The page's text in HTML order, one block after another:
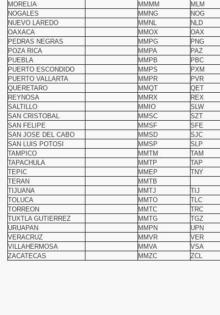
MORELIA
MMMM
MLM
NOGALES
MMNG
NOG
NUEVO LAREDO
MMNL
NLD
OAXACA
MMOX
OAX
PEDRAS NEGRAS
MMPG
PNG
POZA RICA
MMPA
PAZ
PUEBLA
MMPB
PBC
PUERTO ESCONDIDO
MMPS
PXM
PUERTO VALLARTA
MMPR
PVR
QUERETARO
MMQT
QET
REYNOSA
MMRX
REX
SALTILLO
MMIO
SLW
SAN CRISTOBAL
MMSC
SZT
SAN FELIPE
MMSF
SFE
SAN JOSE DEL CABO
MMSD
SJC
SAN LUIS POTOSI
MMSP
SLP
TAMPICO
MMTM
TAM
TAPACHULA
MMTP
TAP
TEPIC
MMEP
TNY
TERAN
MMTB
TIJUANA
MMTJ
TIJ
TOLUCA
MMTO
TLC
TORREON
MMTC
TRC
TUXTLA GUTIERREZ
MMTG
TGZ
URUAPAN
MMPN
UPN
VERACRUZ
MMVR
VER
VILLAHERMOSA
MMVA
VSA
ZACATECAS
MMZC ZCL